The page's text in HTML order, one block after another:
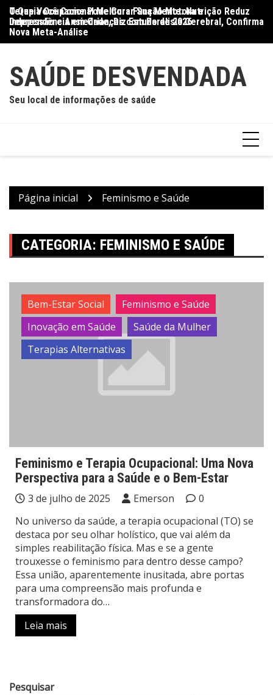
para
conteúdo
O Que Você Come Pode Curar Sua Mente: Nutrição Reduz
Depressão e Ansiedade, Diz Estudo de 2026
Terapia Ocupacional Melhora Função Motora e
Independência em Crianças com Paralisia Cerebral, Confirma
Nova Meta-Análise
SAÚDE DESVENDADA
Seu local de informações de saúde
Página inicial Feminismo e Saúde
CATEGORIA: FEMINISMO E SAÚDE
Bem-Estar Social
Feminismo e Saúde
Inovação em Saúde
Saúde da Mulher
Terapias Alternativas
Feminismo e Terapia Ocupacional: Uma Nova
Perspectiva para a Saúde e o Bem-Estar
3 de julho de 2025 Emerson
0
No universo da saúde, a terapia ocupacional (TO) se
destaca por seu olhar holístico, que vai além da
simples reabilitação física. Mas e se a gente
trouxesse o feminismo para dentro desse campo?
Essa união, aparentemente inusitada, abre portas
para uma compreensão mais profunda e
transformadora do…
Leia mais
Pesquisar